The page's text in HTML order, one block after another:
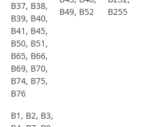
B37, B38,
B39, B40,
B41, B45,
B50, B51,
B65, B66,
B69, B70,
B74, B75,
B76
B49, B52
B255
B1, B2, B3,